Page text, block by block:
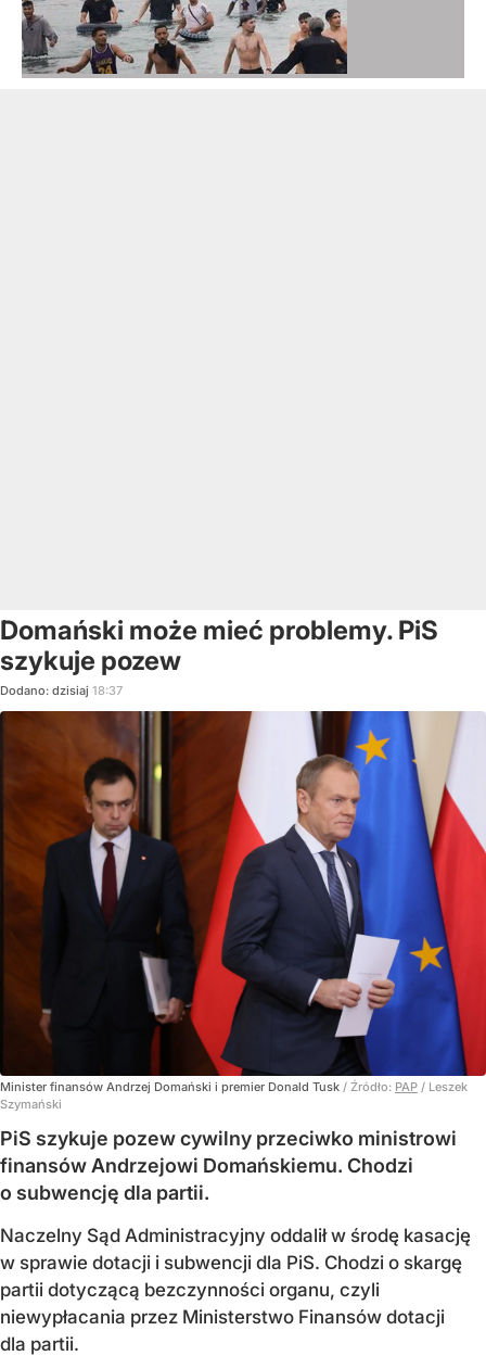
Domański może mieć problemy. PiS
szykuje pozew
Dodano: dzisiaj 18:37
Minister finansów Andrzej Domański i premier Donald Tusk / Źródło: PAP / Leszek
Szymański
PiS szykuje pozew cywilny przeciwko ministrowi
finansów Andrzejowi Domańskiemu. Chodzi
o subwencję dla partii.
Naczelny Sąd Administracyjny oddalił w środę kasację
w sprawie dotacji i subwencji dla PiS. Chodzi o skargę
partii dotyczącą bezczynności organu, czyli
niewypłacania przez Ministerstwo Finansów dotacji
dla partii.